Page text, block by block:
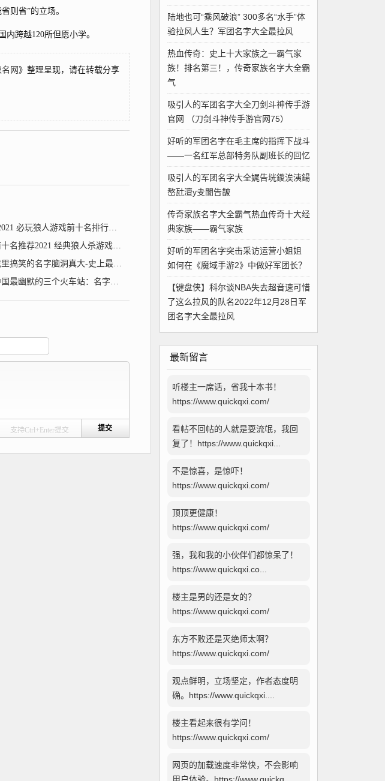
则省”的立场。
跨越120所但愿小学。
网 》整理呈现，请在转载分享
游戏前十名排行榜推荐？狼人杀公会名字
经典狼人杀游戏排行榜_狼人杀公会名字
名字脑洞真大-史上最搞笑的帮会名字
火车站：名字让人捧腹大笑记一次就不会忘记
支持Ctrl+Enter提交
陆地也可“乘风破浪” 300多名“水手”体
验拉风人生？军团名字大全最拉风
热血传奇：史上十大家族之一霸气家
族！排名第三！，传奇家族名字大全霸
气
吸引人的军团名字大全刀剑斗神传手游
官网 （刀剑斗神传手游官网75）
好听的军团名字在毛主席的指挥下战斗
——一名红军总部特务队副班长的回忆
吸引人的军团名字大全娓告垙鍐涘洟鍚
嶅瓧澶у叏闇告皵
传奇家族名字大全霸气热血传奇十大经
典家族——霸气家族
好听的军团名字突击采访运营小姐姐
如何在《魔域手游2》中做好军团长？
【键盘侠】科尔谈NBA失去超音速可惜
了这么拉风的队名2022年12月28日军
团名字大全最拉风
最新留言
听楼主一席话，省我十本书！
https://www.quickqxi.com/
看帖不回帖的人就是耍流氓，我回
复了！https://www.quickqxi...
不是惊喜，是惊吓！
https://www.quickqxi.com/
顶顶更健康！
https://www.quickqxi.com/
强，我和我的小伙伴们都惊呆了！
https://www.quickqxi.co...
楼主是男的还是女的？
https://www.quickqxi.com/
东方不败还是灭绝师太啊？
https://www.quickqxi.com/
观点鲜明，立场坚定，作者态度明
确。https://www.quickqxi....
楼主看起来很有学问！
https://www.quickqxi.com/
网页的加载速度非常快，不会影响